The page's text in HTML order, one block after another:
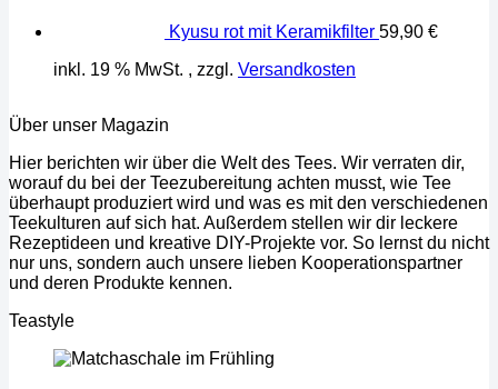
Kyusu rot mit Keramikfilter 59,90 €
inkl. 19 % MwSt. , zzgl. Versandkosten
Über unser Magazin
Hier berichten wir über die Welt des Tees. Wir verraten dir,
worauf du bei der Teezubereitung achten musst, wie Tee
überhaupt produziert wird und was es mit den verschiedenen
Teekulturen auf sich hat. Außerdem stellen wir dir leckere
Rezeptideen und kreative DIY-Projekte vor. So lernst du nicht
nur uns, sondern auch unsere lieben Kooperationspartner
und deren Produkte kennen.
Teastyle